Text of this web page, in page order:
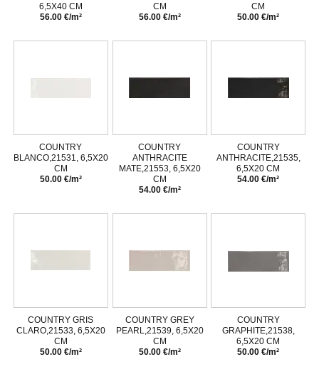
6,5X40 CM
56.00 €/m²
CM
56.00 €/m²
CM
50.00 €/m²
COUNTRY
BLANCO,21531, 6,5X20
CM
50.00 €/m²
COUNTRY
ANTHRACITE
MATE,21553, 6,5X20
CM
54.00 €/m²
COUNTRY
ANTHRACITE,21535,
6,5X20 CM
54.00 €/m²
COUNTRY GRIS
CLARO,21533, 6,5X20
CM
50.00 €/m²
COUNTRY GREY
PEARL,21539, 6,5X20
CM
50.00 €/m²
COUNTRY
GRAPHITE,21538,
6,5X20 CM
50.00 €/m²